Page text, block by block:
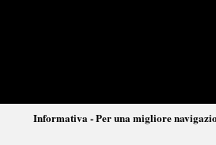
Informativa - Per una migliore